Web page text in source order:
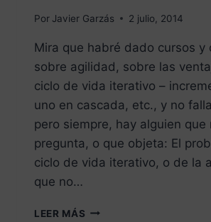
Por Javier Garzás 2 julio, 2014
Mira que habré dado cursos y
sobre agilidad, sobre las
ciclo de vida iterativo –
uno en cascada, etc., y no
pero siempre, hay alguien que
pregunta, o que objeta: El
ciclo de vida iterativo, o de la
que no…
LEER MÁS